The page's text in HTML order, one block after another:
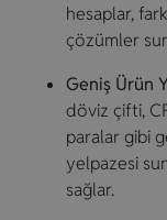
hesaplar,
çözümler
Geniş Ürün
döviz çifti,
paralar gibi
yelpazesi
sağlar.